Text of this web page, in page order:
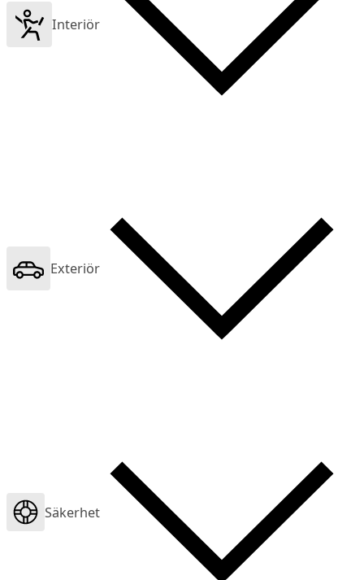
Interiör
Exteriör
Säkerhet